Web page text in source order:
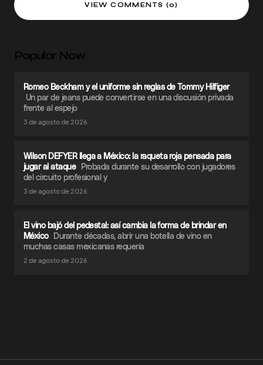
VIEW COMMENTS (0)
Popular Now
Romeo Beckham y el uniforme sin reglas de Tommy Hilfiger
Un par de jeans puede convertirse en una discusión privada
frente al espejo
3 de agosto de 2026
Wilson DEFYER llega a México: la raqueta roja pensada para
jugar al ataque Probada durante su desarrollo con jugadores
del circuito profesional y
3 de agosto de 2026
El vino bajó del pedestal: así cambia la forma de brindar en
México Durante décadas, abrir una botella de vino en
muchas casas mexicanas requería
2 de agosto de 2026